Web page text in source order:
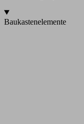
Baukastenelemente